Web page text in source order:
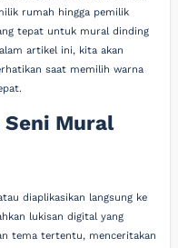
rumah hingga pemilik
tepat untuk mural dinding
artikel ini, kita akan
saat memilih warna
Seni Mural
diaplikasikan langsung ke
lukisan digital yang
tema tertentu, menceritakan